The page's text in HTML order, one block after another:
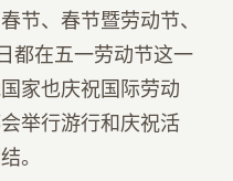
节、春节暨劳动节、
都在五一劳动节这一
家也庆祝国际劳动
举行游行和庆祝活
。